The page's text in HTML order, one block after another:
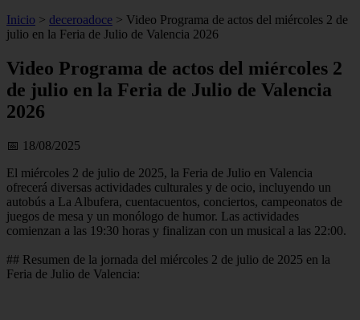
Inicio > deceroadoce > Video Programa de actos del miércoles 2 de
julio en la Feria de Julio de Valencia 2026
Video Programa de actos del miércoles 2
de julio en la Feria de Julio de Valencia
2026
📅 18/08/2025
El miércoles 2 de julio de 2025, la Feria de Julio en Valencia
ofrecerá diversas actividades culturales y de ocio, incluyendo un
autobús a La Albufera, cuentacuentos, conciertos, campeonatos de
juegos de mesa y un monólogo de humor. Las actividades
comienzan a las 19:30 horas y finalizan con un musical a las 22:00.
## Resumen de la jornada del miércoles 2 de julio de 2025 en la
Feria de Julio de Valencia: